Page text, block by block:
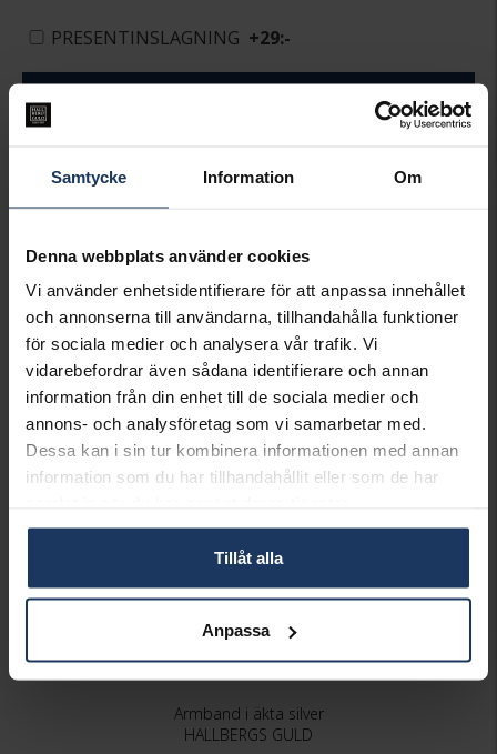
Samtycke Information Om
Denna webbplats använder cookies
Vi använder enhetsidentifierare för att anpassa innehållet
och annonserna till användarna, tillhandahålla funktioner
för sociala medier och analysera vår trafik. Vi
vidarebefordrar även sådana identifierare och annan
information från din enhet till de sociala medier och
annons- och analysföretag som vi samarbetar med.
Dessa kan i sin tur kombinera informationen med annan
information som du har tillhandahållit eller som de har
Tillåt alla
Anpassa
PRESENTINSLAGNING +29:-
LÄGG I VARUKORGEN
Leveranstid 3-7 arbetsdagar.
INFO
BREDD CA (MM)
1.4-9.3
LÄNGD CA (CM)
42+3
Hallbergs Guld
MATERIAL
Silver
Matchande produkter och andra varianter
Armband i äkta silver
HALLBERGS GULD